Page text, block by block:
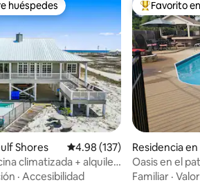
Favorito entre huéspedes
huéspedes
Shores Calificación promedio: 4.98
4.98 (137)
climatizada + alquiler
y pontones
· Accesibilidad
De los
Favorito
Residencia
Oasis en el
jacuzzi
Familiar · Valor